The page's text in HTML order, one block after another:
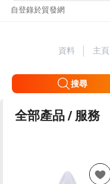
自登錄於貿發網
資料 主頁
搜尋
全部產品 / 服務